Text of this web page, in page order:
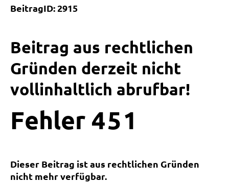
BeitragID: 2915
Beitrag aus rechtlichen
Gründen derzeit nicht
vollinhaltlich abrufbar!
Fehler 4 5 1
Dieser Beitrag ist aus rechtlichen Gründen
nicht mehr verfügbar.